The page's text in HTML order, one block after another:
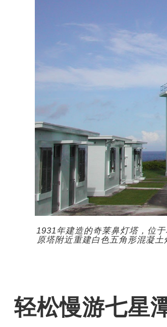
1931年建造的奇莱鼻灯塔，位
原塔附近重建白色五角形混凝
轻松慢游七星